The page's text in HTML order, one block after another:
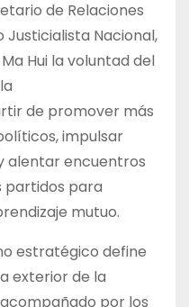
de Relaciones
Nacional,
Hui la voluntad del
de promover más
impulsar
alentar encuentros
partidos para
mutuo.
estratégico define
exterior de la
por los